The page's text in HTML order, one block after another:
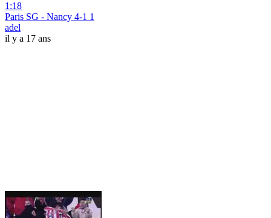
1:18
Paris SG - Nancy 4-1 1
adel
il y a 17 ans